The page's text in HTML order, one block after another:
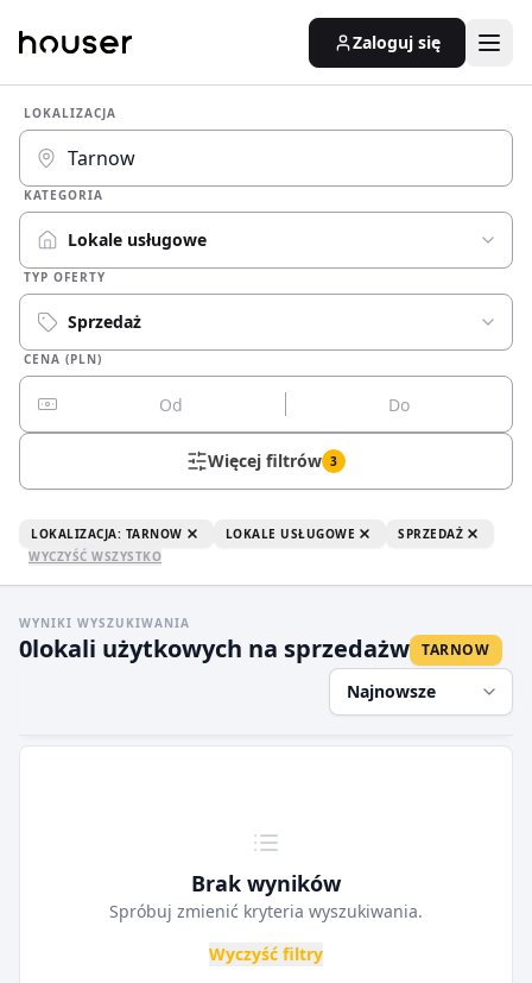
Zaloguj się
LOKALIZACJA
KATEGORIA
Lokale usługowe
TYP OFERTY
Sprzedaż
CENA (PLN)
Więcej filtrów 3
LOKALIZACJA: TARNOW LOKALE USŁUGOWE
SPRZEDAŻ
WYCZYŚĆ WSZYSTKO
WYNIKI WYSZUKIWANIA
0lokali użytkowych na sprzedażw TARNOW
Najnowsze
Brak wyników
Spróbuj zmienić kryteria wyszukiwania.
Wyczyść filtry